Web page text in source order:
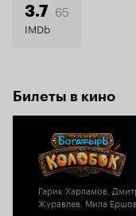
3.7 65
IMDb
Билеты в кино
Гарик Харламов,
Журавлев, Мила